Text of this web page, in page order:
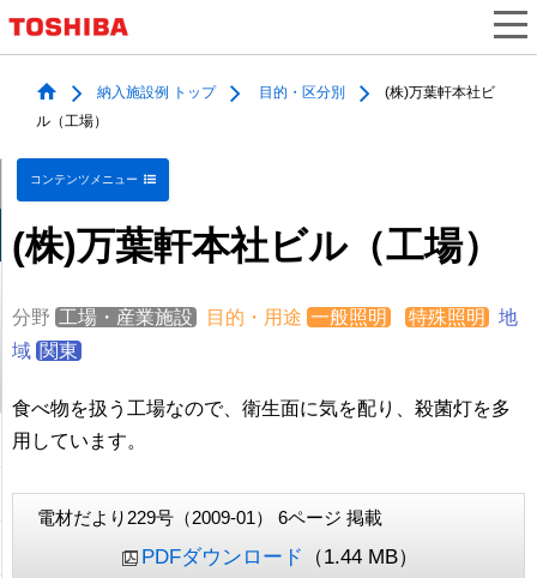
納入施設例 トップ 目的・区分別
(株)万葉軒本社ビ
ル（工場）
コンテンツメニュー
(株)万葉軒本社ビル（工場）
分野 工場・産業施設 目的・用途 一般照明 特殊照明
地
域 関東
食べ物を扱う工場なので、衛生面に気を配り、殺菌灯を多
用しています。
電材だより229号（2009-01） 6ページ 掲載
PDFダウンロード （1.44 MB）